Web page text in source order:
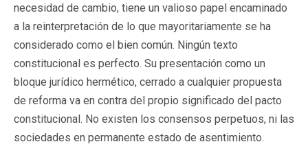
necesidad de cambio, tiene un valioso papel encaminado
a la reinterpretación de lo que mayoritariamente se ha
considerado como el bien común. Ningún texto
constitucional es perfecto. Su presentación como un
bloque jurídico hermético, cerrado a cualquier propuesta
de reforma va en contra del propio significado del pacto
constitucional. No existen los consensos perpetuos, ni las
sociedades en permanente estado de asentimiento.